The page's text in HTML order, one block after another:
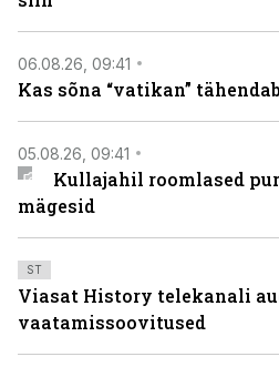
06.08.26, 09:41
Kas sõna “vatikan”
05.08.26, 09:41
Kullajahil roomlased
mägesid
ST
Viasat History telekanali
vaatamissoovitused